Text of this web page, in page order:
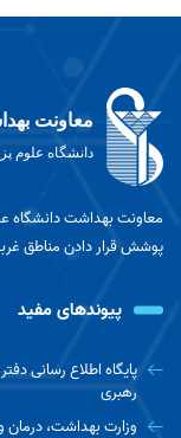
معاونت
دانشگاه علوم
معاونت بهداشت دانشگاه
پوشش قرار دادن مناطق
پیوندهای مفید
پایگاه اطلاع رسانی
رهبری
وزارت بهداشت،